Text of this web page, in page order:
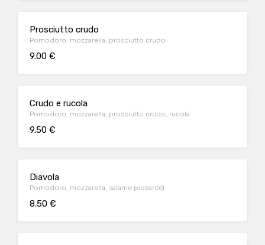
Prosciutto crudo
Pomodoro, mozzarella, prosciutto crudo
9.00 €
Crudo e rucola
Pomodoro, mozzarella, prosciutto crudo, rucola
9.50 €
Diavola
Pomodoro, mozzarella, salame piccante)
8.50 €